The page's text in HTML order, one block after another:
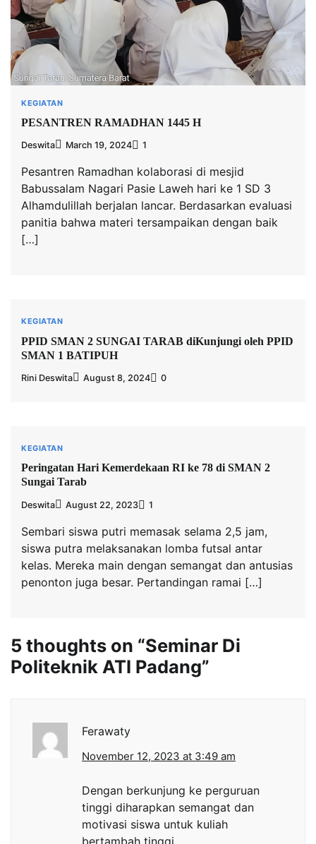
KEGIATAN
PESANTREN RAMADHAN 1445 H
Deswita March 19, 2024 1
Pesantren Ramadhan kolaborasi di mesjid
Babussalam Nagari Pasie Laweh hari ke 1 SD 3
Alhamdulillah berjalan lancar. Berdasarkan evaluasi
panitia bahwa materi tersampaikan dengan baik
[…]
KEGIATAN
PPID SMAN 2 SUNGAI TARAB diKunjungi oleh PPID
SMAN 1 BATIPUH
Rini Deswita August 8, 2024 0
KEGIATAN
Peringatan Hari Kemerdekaan RI ke 78 di SMAN 2
Sungai Tarab
Deswita August 22, 2023 1
Sembari siswa putri memasak selama 2,5 jam,
siswa putra melaksanakan lomba futsal antar
kelas. Mereka main dengan semangat dan antusias
penonton juga besar. Pertandingan ramai […]
5 thoughts on “Seminar Di
Politeknik ATI Padang”
Ferawaty
November 12, 2023 at 3:49 am
Dengan berkunjung ke perguruan
tinggi diharapkan semangat dan
motivasi siswa untuk kuliah
bertambah tinggi